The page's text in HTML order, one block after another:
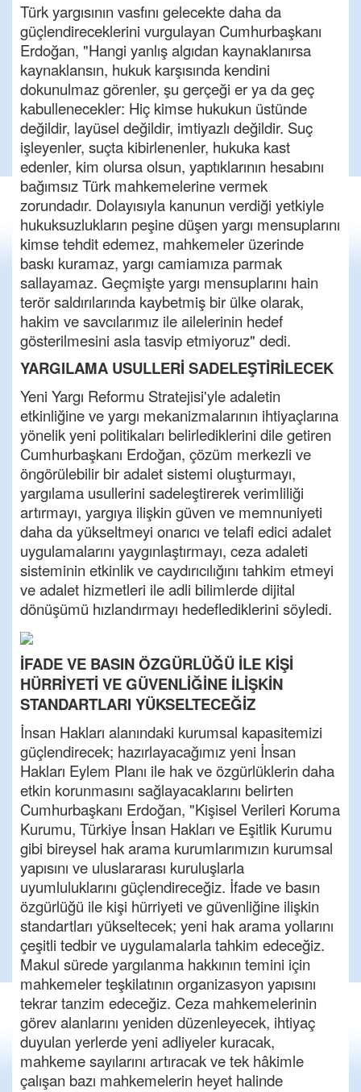
Türk yargısının vasfını gelecekte daha da
güçlendireceklerini vurgulayan Cumhurbaşkanı
Erdoğan, "Hangi yanlış algıdan kaynaklanırsa
kaynaklansın, hukuk karşısında kendini
dokunulmaz görenler, şu gerçeği er ya da geç
kabullenecekler: Hiç kimse hukukun üstünde
değildir, layüsel değildir, imtiyazlı değildir. Suç
işleyenler, suçta kibirlenenler, hukuka kast
edenler, kim olursa olsun, yaptıklarının hesabını
bağımsız Türk mahkemelerine vermek
zorundadır. Dolayısıyla kanunun verdiği yetkiyle
hukuksuzlukların peşine düşen yargı mensuplarını
kimse tehdit edemez, mahkemeler üzerinde
baskı kuramaz, yargı camiamıza parmak
sallayamaz. Geçmişte yargı mensuplarını hain
terör saldırılarında kaybetmiş bir ülke olarak,
hakim ve savcılarımız ile ailelerinin hedef
gösterilmesini asla tasvip etmiyoruz" dedi.
YARGILAMA USULLERİ SADELEŞTİRİLECEK
Yeni Yargı Reformu Stratejisi'yle adaletin
etkinliğine ve yargı mekanizmalarının ihtiyaçlarına
yönelik yeni politikaları belirlediklerini dile getiren
Cumhurbaşkanı Erdoğan, çözüm merkezli ve
öngörülebilir bir adalet sistemi oluşturmayı,
yargılama usullerini sadeleştirerek verimliliği
artırmayı, yargıya ilişkin güven ve memnuniyeti
daha da yükseltmeyi onarıcı ve telafi edici adalet
uygulamalarını yaygınlaştırmayı, ceza adaleti
sisteminin etkinlik ve caydırıcılığını tahkim etmeyi
ve adalet hizmetleri ile adli bilimlerde dijital
dönüşümü hızlandırmayı hedeflediklerini söyledi.
İFADE VE BASIN ÖZGÜRLÜĞÜ İLE KİŞİ
HÜRRİYETİ VE GÜVENLİĞİNE İLİŞKİN
STANDARTLARI YÜKSELTECEĞİZ
İnsan Hakları alanındaki kurumsal kapasitemizi
güçlendirecek; hazırlayacağımız yeni İnsan
Hakları Eylem Planı ile hak ve özgürlüklerin daha
etkin korunmasını sağlayacaklarını belirten
Cumhurbaşkanı Erdoğan, "Kişisel Verileri Koruma
Kurumu, Türkiye İnsan Hakları ve Eşitlik Kurumu
gibi bireysel hak arama kurumlarımızın kurumsal
yapısını ve uluslararası kuruluşlarla
uyumluluklarını güçlendireceğiz. İfade ve basın
özgürlüğü ile kişi hürriyeti ve güvenliğine ilişkin
standartları yükseltecek; yeni hak arama yollarını
çeşitli tedbir ve uygulamalarla tahkim edeceğiz.
Makul sürede yargılanma hakkının temini için
mahkemeler teşkilatının organizasyon yapısını
tekrar tanzim edeceğiz. Ceza mahkemelerinin
görev alanlarını yeniden düzenleyecek, ihtiyaç
duyulan yerlerde yeni adliyeler kuracak,
mahkeme sayılarını artıracak ve tek hâkimle
çalışan bazı mahkemelerin heyet halinde